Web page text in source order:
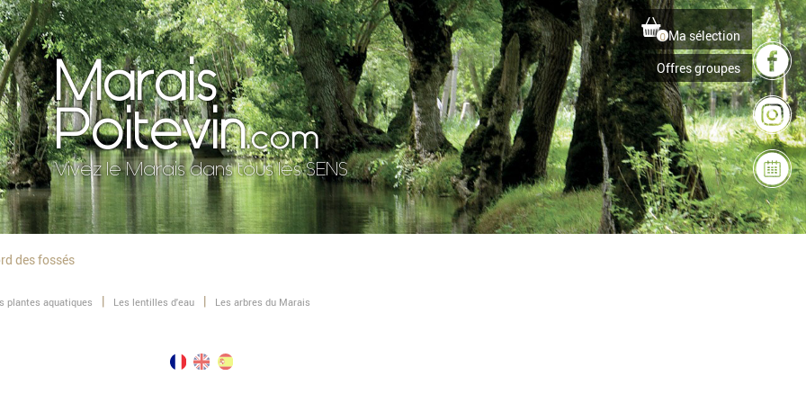
Marais
Poitevin.com
Vivez le Marais dans tous les SENS
0 Ma sélection
Offres groupes
des fossés
plantes aquatiques Les lentilles d'eau Les arbres du Marais